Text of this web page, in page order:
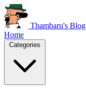
Thambaru's Blog
Home